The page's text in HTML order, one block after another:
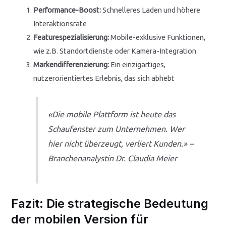
Performance-Boost:Schnelleres Laden und höhere
Interaktionsrate
Featurespezialisierung:Mobile-exklusive Funktionen,
wie z.B. Standortdienste oder Kamera-Integration
Markendifferenzierung: Ein einzigartiges,
nutzerorientiertes Erlebnis, das sich abhebt
«Die mobile Plattform ist heute das
Schaufenster zum Unternehmen. Wer
hier nicht überzeugt, verliert Kunden.» –
Branchenanalystin Dr. Claudia Meier
Fazit: Die strategische Bedeutung
der mobilen Version für